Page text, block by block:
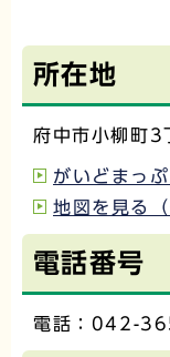
所在地
府中市小柳町
がいどまっ
地図を見る
電話番号
電話：042-